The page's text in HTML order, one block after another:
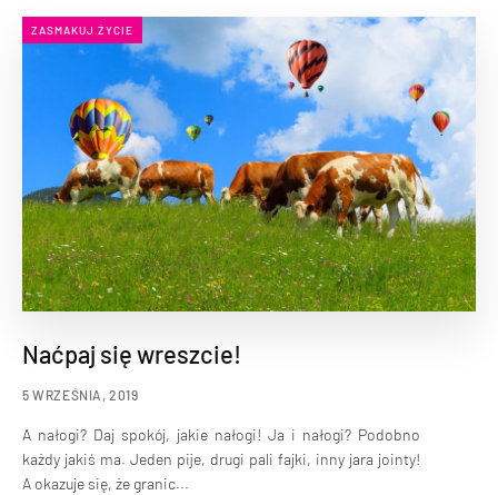
ZASMAKUJ ŻYCIE
Naćpaj się wreszcie!
5 WRZEŚNIA, 2019
A nałogi? Daj spokój, jakie nałogi! Ja i nałogi? Podobno
każdy jakiś ma. Jeden pije, drugi pali fajki, inny jara jointy!
A okazuje się, że granic...